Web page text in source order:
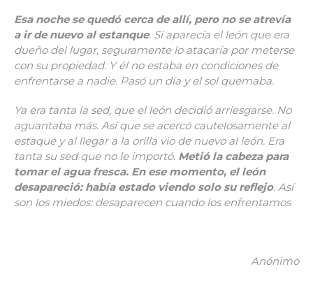
Esa noche se quedó cerca de allí, pero no se atrevía
a ir de nuevo al estanque. Si aparecía el león que era
dueño del lugar, seguramente lo atacaría por meterse
con su propiedad. Y él no estaba en condiciones de
enfrentarse a nadie. Pasó un día y el sol quemaba.
Ya era tanta la sed, que el león decidió arriesgarse. No
aguantaba más. Así que se acercó cautelosamente al
estaque y al llegar a la orilla vio de nuevo al león. Era
tanta su sed que no le importó. Metió la cabeza para
tomar el agua fresca. En ese momento, el león
desapareció: había estado viendo solo su reflejo. Así
son los miedos: desaparecen cuando los enfrentamos
Anónimo